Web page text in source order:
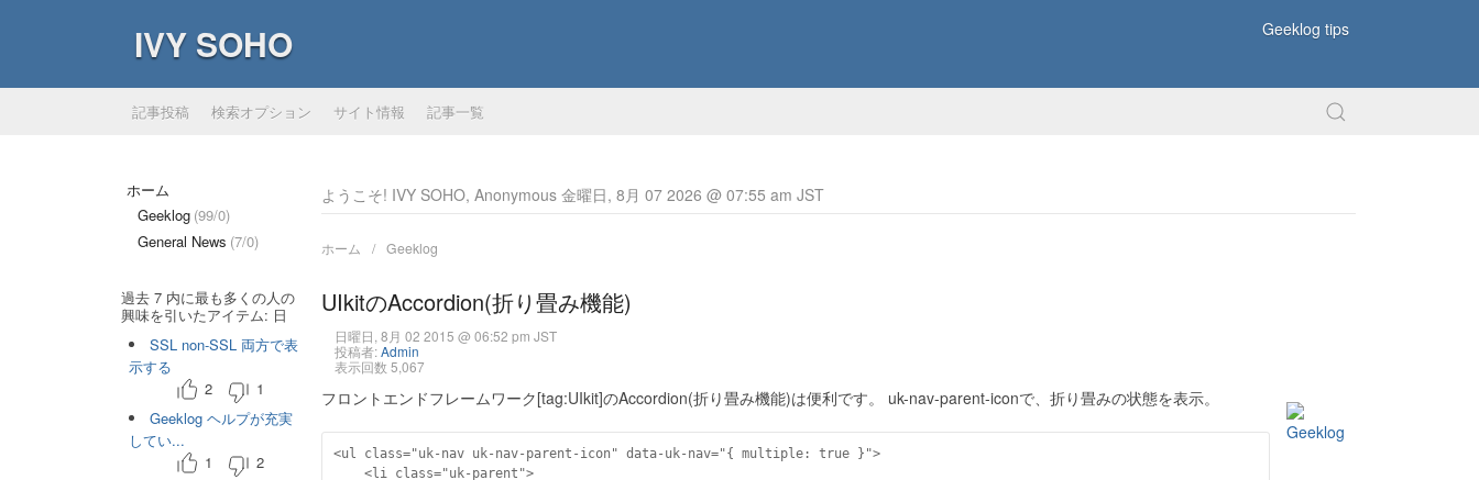
IVY SOHO Geeklog tips
記事投稿 検索オプション サイト情報 記事一覧
ようこそ! IVY SOHO, Anonymous 金曜日, 8月 07 2026 @ 07:55 am JST
ホーム Geeklog
UIkitのAccordion(折り畳み機能)
日曜日, 8月 02 2015 @ 06:52 pm JST
投稿者:Admin
表示回数 5,067
フロントエンドフレームワーク[tag:UIkit]のAccordion(折り畳み機能)は便利です。 uk-nav-parent-iconで、折り畳みの状態を表示。
<ul class="uk-nav uk-nav-parent-icon" data-uk-nav="{ multiple: true }">
ホーム
Geeklog (99/0)
General News (7/0)
過去 7 内に最も多くの人の
興味を引いたアイテム: 日
SSL non-SSL 両方で表
示する
2
1
Geeklog ヘルプが充実
してい...
1
2